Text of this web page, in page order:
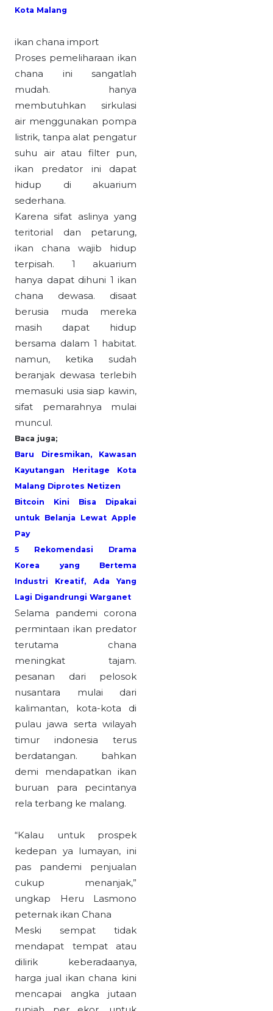
Kota Malang
ikan chana import
Proses pemeliharaan ikan
chana ini sangatlah
mudah. hanya
membutuhkan sirkulasi
air menggunakan pompa
listrik, tanpa alat pengatur
suhu air atau filter pun,
ikan predator ini dapat
hidup di akuarium
sederhana.
Karena sifat aslinya yang
teritorial dan petarung,
ikan chana wajib hidup
terpisah. 1 akuarium
hanya dapat dihuni 1 ikan
chana dewasa. disaat
berusia muda mereka
masih dapat hidup
bersama dalam 1 habitat.
namun, ketika sudah
beranjak dewasa terlebih
memasuki usia siap kawin,
sifat pemarahnya mulai
muncul.
Baca juga;
Baru Diresmikan, Kawasan
Kayutangan Heritage Kota
Malang Diprotes Netizen
Bitcoin Kini Bisa Dipakai
untuk Belanja Lewat Apple
Pay
5 Rekomendasi Drama
Korea yang Bertema
Industri Kreatif, Ada Yang
Lagi Digandrungi Warganet
Selama pandemi corona
permintaan ikan predator
terutama chana
meningkat tajam.
pesanan dari pelosok
nusantara mulai dari
kalimantan, kota-kota di
pulau jawa serta wilayah
timur indonesia terus
berdatangan. bahkan
demi mendapatkan ikan
buruan para pecintanya
rela terbang ke malang.
“Kalau untuk prospek
kedepan ya lumayan, ini
pas pandemi penjualan
cukup menanjak,”
ungkap Heru Lasmono
peternak ikan Chana
Meski sempat tidak
mendapat tempat atau
dilirik keberadaanya,
harga jual ikan chana kini
mencapai angka jutaan